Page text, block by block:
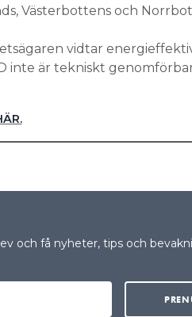
Västerbottens och
vidtar
inte är tekniskt
och få nyheter, tips och